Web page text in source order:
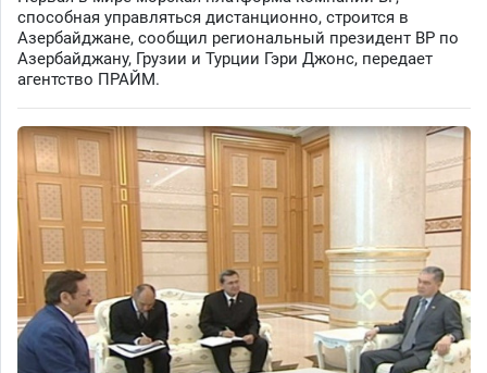
способная управляться дистанционно, строится в
Азербайджане, сообщил региональный президент BP по
Азербайджану, Грузии и Турции Гэри Джонс, передает
агентство ПРАЙМ.